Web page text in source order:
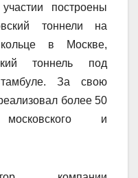
построены
тоннели на
в Москве,
тоннель под
За свою
более 50
и